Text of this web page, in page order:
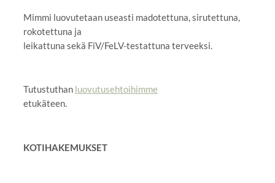
Mimmi luovutetaan useasti madotettuna, sirutettuna,
rokotettuna ja
leikattuna sekä FiV/FeLV-testattuna terveeksi.
Tutustuthan luovutusehtoihimme
etukäteen.
KOTIHAKEMUKSET